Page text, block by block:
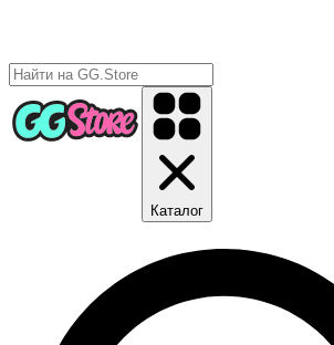
Каталог